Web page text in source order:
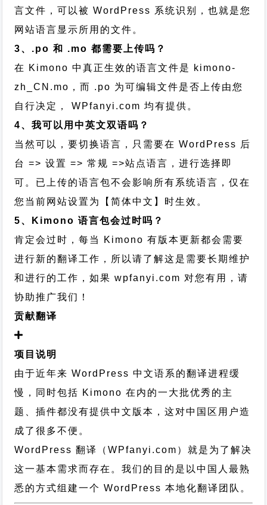
言文件，可以被 WordPress 系统识别，也就是您
网站语言显示所用的文件。
3、.po 和 .mo 都需要上传吗？
在 Kimono 中真正生效的语言文件是 kimono-
zh_CN.mo，而 .po 为可编辑文件是否上传由您
自行决定， WPfanyi.com 均有提供。
4、我可以用中英文双语吗？
当然可以，要切换语言，只需要在 WordPress 后
台 => 设置 => 常规 =>站点语言，进行选择即
可。已上传的语言包不会影响所有系统语言，仅在
您当前网站设置为【简体中文】时生效。
5、Kimono 语言包会过时吗？
肯定会过时，每当 Kimono 有版本更新都会需要
进行新的翻译工作，所以请了解这是需要长期维护
和进行的工作，如果 wpfanyi.com 对您有用，请
协助推广我们！
贡献翻译
项目说明
由于近年来 WordPress 中文语系的翻译进程缓
慢，同时包括 Kimono 在内的一大批优秀的主
题、插件都没有提供中文版本，这对中国区用户造
成了很多不便。
WordPress 翻译（WPfanyi.com） 就是为了解决
这一基本需求而存在。我们的目的是以中国人最熟
悉的方式组建一个 WordPress 本地化翻译团队。